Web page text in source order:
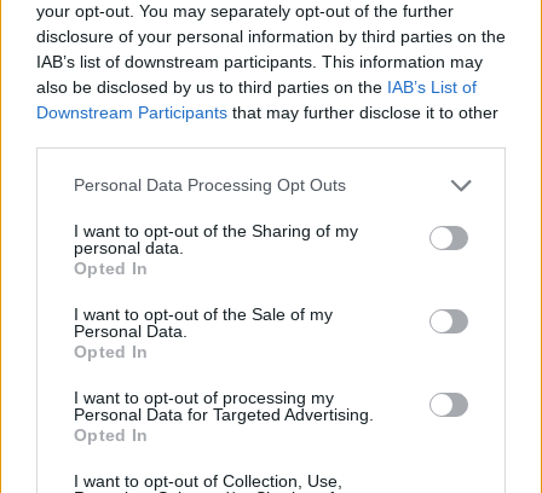
your opt-out. You may separately opt-out of the further
disclosure of your personal information by third parties on the
IAB’s list of downstream participants. This information may
also be disclosed by us to third parties on the IAB’s List of
Downstream Participants that may further disclose it to other
Please note that this website/app uses one or more Google
not limited to your visit or usage behaviour. You may click to
grant or deny consent to Google and its third-party tags to
use your data for below specified purposes in below Google
consent section.
Personal Data Processing Opt Outs
I want to opt-out of the Sharing of my
personal data.
Opted In
I want to opt-out of the Sale of my
Personal Data.
Opted In
I want to opt-out of processing my
Personal Data for Targeted Advertising.
Opted In
I want to opt-out of Collection, Use,
NECROLOGIE
Mario Malu